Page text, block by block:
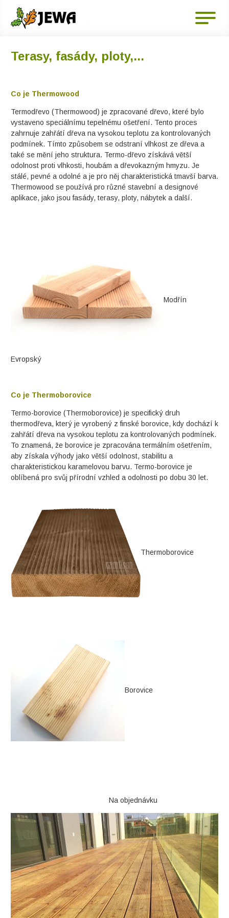
Terasy, fasády, ploty,...
Co je Thermowood
Termodřevo (Thermowood) je zpracované dřevo, které bylo
vystaveno speciálnímu tepelnému ošetření. Tento proces
zahrnuje zahřátí dřeva na vysokou teplotu za kontrolovaných
podmínek. Tímto způsobem se odstraní vlhkost ze dřeva a
také se mění jeho struktura. Termo-dřevo získává větší
odolnost proti vlhkosti, houbám a dřevokazným hmyzu. Je
stálé, pevné a odolné a je pro něj charakteristická tmavší barva.
Thermowood se používá pro různé stavební a designové
aplikace, jako jsou fasády, terasy, ploty, nábytek a další.
Modřín
Evropský
Co je Thermoborovice
Termo-borovice (Thermoborovice) je specifický druh
thermodřeva, který je vyrobený z finské borovice, kdy dochází k
zahřátí dřeva na vysokou teplotu za kontrolovaných podmínek.
To znamená, že borovice je zpracována termálním ošetřením,
aby získala výhody jako větší odolnost, stabilitu a
charakteristickou karamelovou barvu. Termo-borovice je
oblíbená pro svůj přírodní vzhled a odolnosti po dobu 30 let.
Thermoborovice
Borovice
Na objednávku